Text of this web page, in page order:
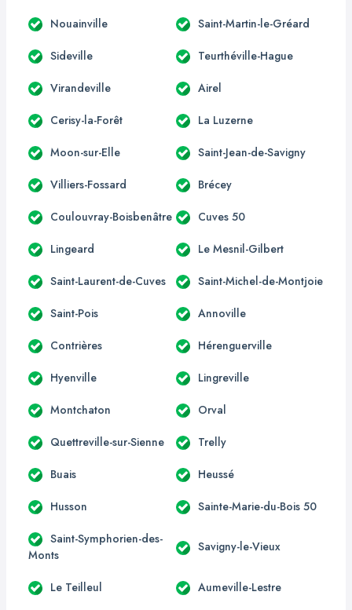
Nouainville Saint-Martin-le-Gréard
Sideville Teurthéville-Hague
Virandeville Airel
Cerisy-la-Forêt La Luzerne
Moon-sur-Elle Saint-Jean-de-Savigny
Villiers-Fossard Brécey
Coulouvray-Boisbenâtre Cuves 50
Lingeard Le Mesnil-Gilbert
Saint-Laurent-de-Cuves Saint-Michel-de-Montjoie
Saint-Pois Annoville
Contrières Hérenguerville
Hyenville Lingreville
Montchaton Orval
Quettreville-sur-Sienne Trelly
Buais Heussé
Husson Sainte-Marie-du-Bois 50
Saint-Symphorien-des-
Monts
Savigny-le-Vieux
Le Teilleul Aumeville-Lestre